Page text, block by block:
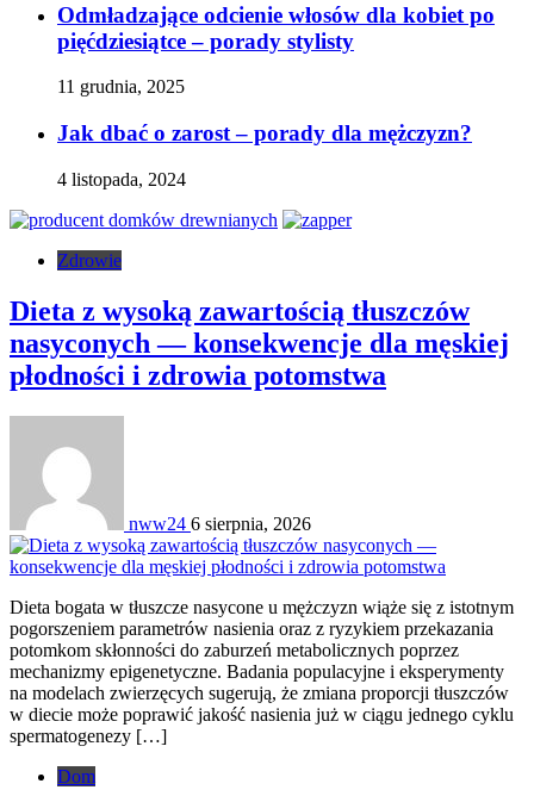
Odmładzające odcienie włosów dla kobiet po
pięćdziesiątce – porady stylisty
11 grudnia, 2025
Jak dbać o zarost – porady dla mężczyzn?
4 listopada, 2024
Zdrowie
Dieta z wysoką zawartością tłuszczów
nasyconych — konsekwencje dla męskiej
płodności i zdrowia potomstwa
nww24 6 sierpnia, 2026
Dieta bogata w tłuszcze nasycone u mężczyzn wiąże się z istotnym
pogorszeniem parametrów nasienia oraz z ryzykiem przekazania
potomkom skłonności do zaburzeń metabolicznych poprzez
mechanizmy epigenetyczne. Badania populacyjne i eksperymenty
na modelach zwierzęcych sugerują, że zmiana proporcji tłuszczów
w diecie może poprawić jakość nasienia już w ciągu jednego cyklu
spermatogenezy […]
Dom